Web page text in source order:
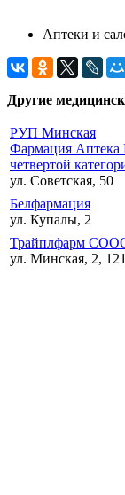
Аптеки и
Другие
РУП Минская
Фармация
четвертой
ул. Советская, 50
Белфармация
ул. Купалы, 2
Трайплфарм
ул. Минская, 2, 121